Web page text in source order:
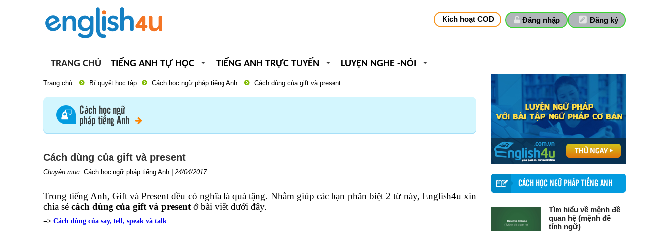
Đăng ký
Đăng nhập
Kích hoạt COD
TRANG CHỦ TIẾNG ANH TỰ HỌC TIẾNG ANH TRỰC TUYẾN LUYỆN NGHE -NÓI
CÁCH HỌC NGỮ PHÁP TIẾNG ANH
Tìm hiểu về mệnh đề
quan hệ (mệnh đề
tính ngữ)
Trang chủ Bí quyết học tập Cách học ngữ pháp tiếng Anh Cách dùng của gift và present
Cách học ngữ
pháp tiếng Anh
Cách dùng của gift và present
Chuyên mục: Cách học ngữ pháp tiếng Anh 24/04/2017
Trong tiếng Anh, Gift và Present đều có nghĩa là quà tặng. Nhằm giúp các bạn phân biệt 2 từ này, English4u xin
chia sẻ cách dùng của gift và present ở bài viết dưới đây.
=> Cách dùng của say, tell, speak và talk